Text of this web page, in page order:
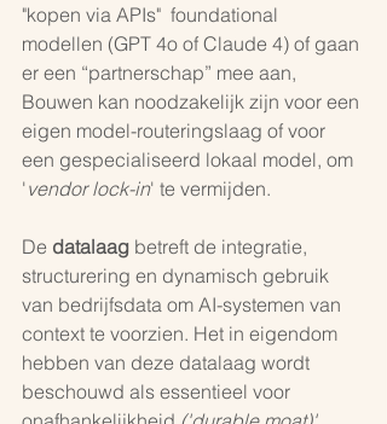
"kopen via APIs"  foundational
modellen (GPT 4o of Claude 4) of gaan
er een “partnerschap” mee aan,
Bouwen kan noodzakelijk zijn voor een
eigen model-routeringslaag of voor
een gespecialiseerd lokaal model, om
'vendor lock-in' te vermijden.
De datalaag betreft de integratie,
structurering en dynamisch gebruik
van bedrijfsdata om AI-systemen van
context te voorzien. Het in eigendom
hebben van deze datalaag wordt
beschouwd als essentieel voor